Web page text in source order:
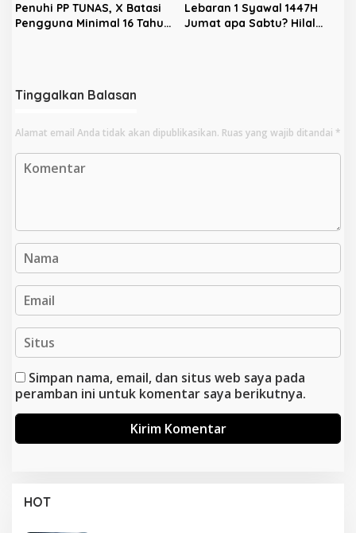
Penuhi PP TUNAS, X Batasi
Pengguna Minimal 16 Tahun
Lebaran 1 Syawal 1447H
Jumat apa Sabtu? Hilal
Tinggalkan Balasan
Alamat email Anda tidak akan dipublikasikan. Ruas yang wajib ditandai *
Simpan nama, email, dan situs web saya pada
peramban ini untuk komentar saya berikutnya.
HOT